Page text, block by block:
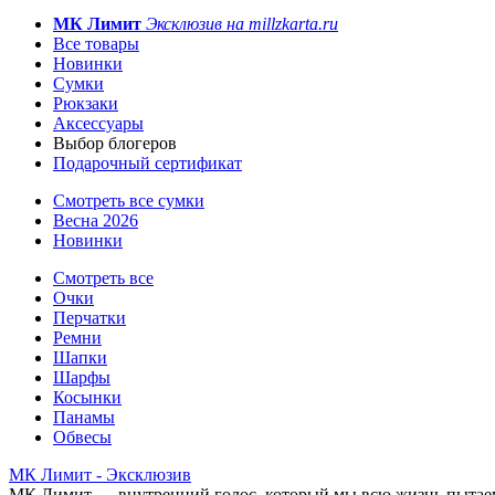
МК Лимит Эксклюзив на millzkarta.ru
Все товары
Новинки
Сумки
Рюкзаки
Аксессуары
Выбор блогеров
Подарочный сертификат
Смотреть все сумки
Весна 2026
Новинки
Смотреть все
Очки
Перчатки
Ремни
Шапки
Шарфы
Косынки
Панамы
Обвесы
МК Лимит - Эксклюзив